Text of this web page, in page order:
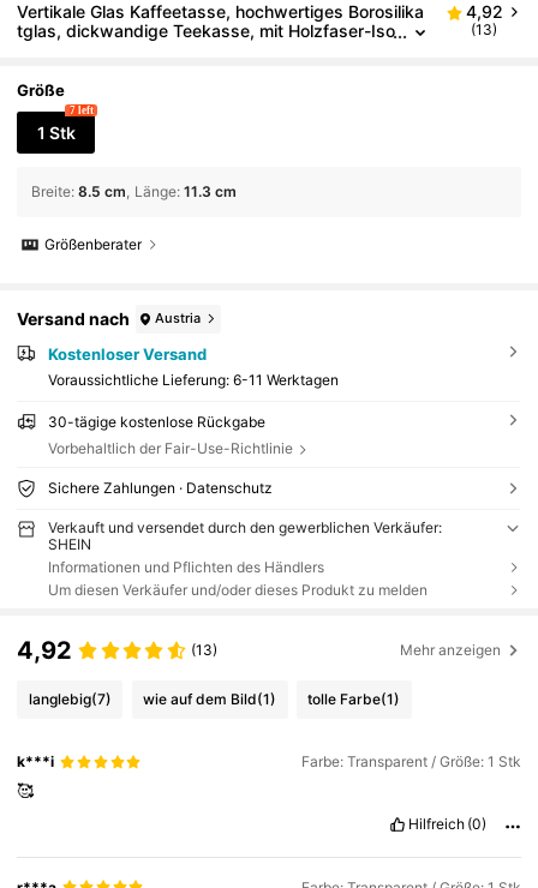
Vertikale Glas Kaffeetasse, hochwertiges Borosilika
tglas, dickwandige Teekasse, mit Holzfaser-Iso
4,92
(13)
Größe
1 Stk
7 left
Breite: 8.5 cm Länge: 11.3 cm
Größenberater
Versand nach Austria
Kostenloser Versand
Voraussichtliche Lieferung: 6-11 Werktagen
30-tägige kostenlose Rückgabe
Vorbehaltlich der Fair-Use-Richtlinie
Sichere Zahlungen · Datenschutz
Verkauft und versendet durch den gewerblichen Verkäufer:
SHEIN
Informationen und Pflichten des Händlers
Um diesen Verkäufer und/oder dieses Produkt zu melden
4,92 (13) Mehr anzeigen
langlebig(7) wie auf dem Bild(1) tolle Farbe(1)
k***i Farbe: Transparent / Größe: 1 Stk
🥰
Hilfreich (0)